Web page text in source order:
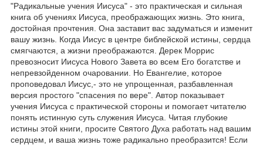
"Радикальные учения Иисуса" - это практическая и сильная
книга об учениях Иисуса, преображающих жизнь. Это книга,
достойная прочтения. Она заставит вас задуматься и изменит
вашу жизнь. Когда Иисус в центре библейской истины, сердца
смягчаются, а жизни преображаются. Дерек Моррис
превозносит Иисуса Нового Завета во всем Его богатстве и
непревзойденном очаровании. Но Евангелие, которое
проповедовал Иисус,- это не упрощенная, разбавленная
версия простого "спасения по вере". Автор показывает
учения Иисуса с практической стороны и помогает читателю
понять истинную суть служения Иисуса. Читая глубокие
истины этой книги, просите Святого Духа работать над вашим
сердцем, и ваша жизнь тоже радикально преобразится! Если